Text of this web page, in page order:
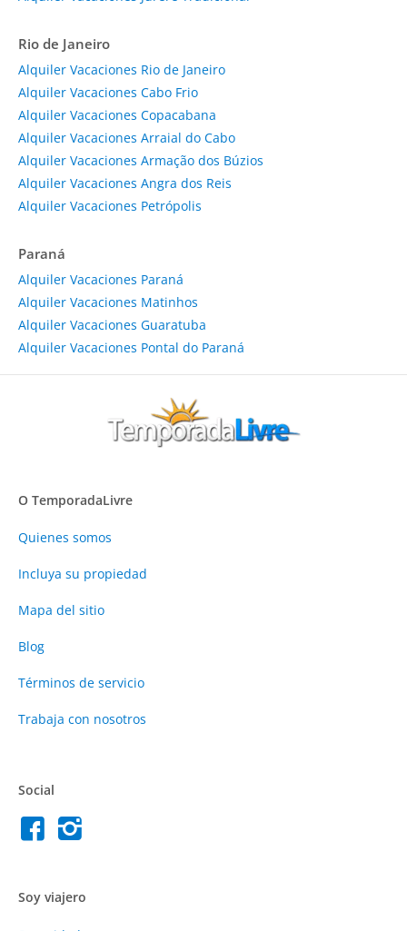
Rio de Janeiro
Alquiler Vacaciones Rio de Janeiro
Alquiler Vacaciones Cabo Frio
Alquiler Vacaciones Copacabana
Alquiler Vacaciones Arraial do Cabo
Alquiler Vacaciones Armação dos Búzios
Alquiler Vacaciones Angra dos Reis
Alquiler Vacaciones Petrópolis
Paraná
Alquiler Vacaciones Paraná
Alquiler Vacaciones Matinhos
Alquiler Vacaciones Guaratuba
Alquiler Vacaciones Pontal do Paraná
O TemporadaLivre
Quienes somos
Incluya su propiedad
Mapa del sitio
Blog
Términos de servicio
Trabaja con nosotros
Social
Soy viajero